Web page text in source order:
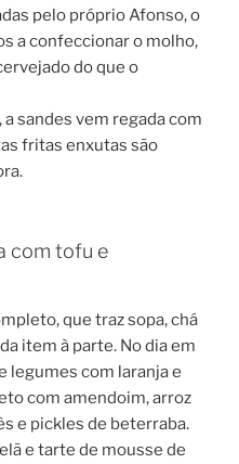
pelo próprio Afonso, o
a confeccionar o molho,
do que o
sandes vem regada com
fritas enxutas são
com tofu e
que traz sopa, chá
item à parte. No dia em
legumes com laranja e
com amendoim, arroz
e pickles de beterraba.
e tarte de mousse de